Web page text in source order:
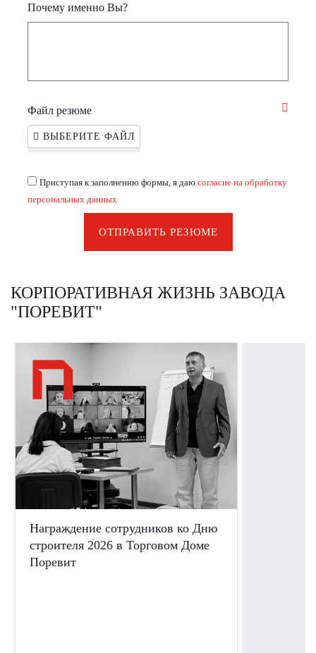
Почему именно Вы?
Файл резюме
ВЫБЕРИТЕ ФАЙЛ
Приступая к заполнению формы, я даю согласие на обработку
персональных данных
ОТПРАВИТЬ РЕЗЮМЕ
КОРПОРАТИВНАЯ ЖИЗНЬ ЗАВОДА
"ПОРЕВИТ"
Награждение сотрудников ко Дню
строителя 2026 в Торговом Доме
Поревит